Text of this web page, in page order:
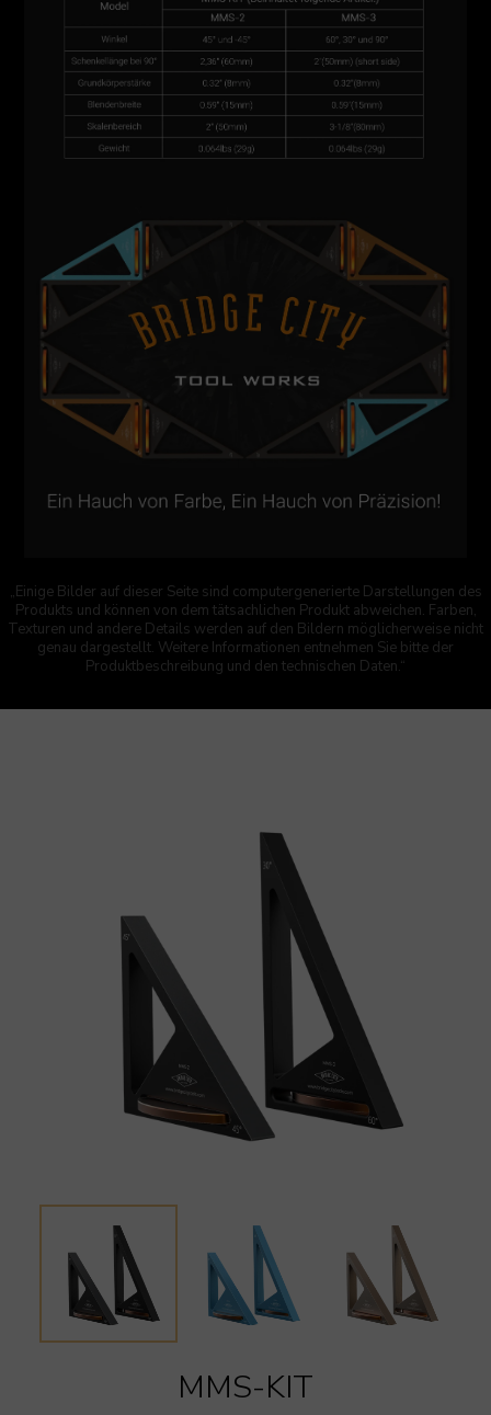
„Einige Bilder auf dieser Seite sind computergenerierte Darstellungen des
Produkts und können von dem tätsachlichen Produkt abweichen. Farben,
Texturen und andere Details werden auf den Bildern möglicherweise nicht
genau dargestellt. Weitere Informationen entnehmen Sie bitte der
Produktbeschreibung und den technischen Daten.“
MMS-KIT